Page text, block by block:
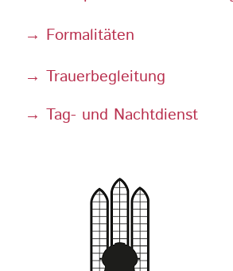
→ Formalitäten
→ Trauerbegleitung
→ Tag- und Nachtdienst